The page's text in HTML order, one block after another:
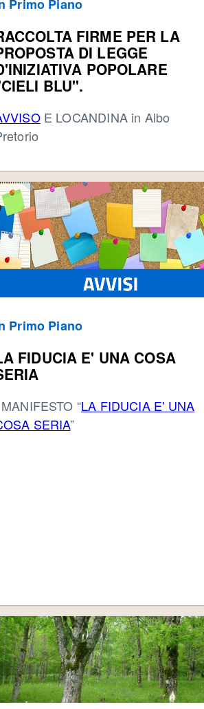
Primo Piano
FIRME PER LA
DI LEGGE
POPOLARE
BLU".
E LOCANDINA in Albo
Primo Piano
FIDUCIA E' UNA COSA
MANIFESTO “LA FIDUCIA E' UNA
SERIA”